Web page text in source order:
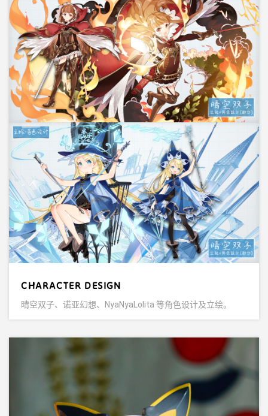
CHARACTER DESIGN
晴空双子、诺亚幻想、NyaNyaLolita 等角色设计及立绘。